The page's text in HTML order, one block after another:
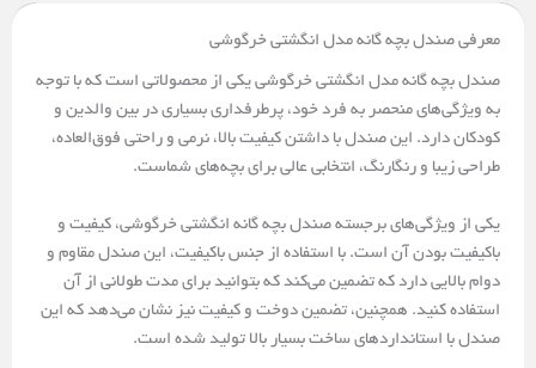
معرفی صندل بچه گانه مدل انگشتی خرگوشی
صندل بچه گانه مدل انگشتی خرگوشی یکی از محصولاتی است که با توجه
به ویژگی‌های منحصر به فرد خود، پرطرفداری بسیاری در بین والدین و
کودکان دارد. این صندل با داشتن کیفیت بالا، نرمی و راحتی فوق‌العاده،
طراحی زیبا و رنگارنگ، انتخابی عالی برای بچه‌های شماست.
یکی از ویژگی‌های برجسته صندل بچه گانه انگشتی خرگوشی، کیفیت و
باکیفیت بودن آن است. با استفاده از جنس باکیفیت، این صندل مقاوم و
دوام بالایی دارد که تضمین می‌کند که بتوانید برای مدت طولانی از آن
استفاده کنید. همچنین، تضمین دوخت و کیفیت نیز نشان می‌دهد که این
صندل با استانداردهای ساخت بسیار بالا تولید شده است.